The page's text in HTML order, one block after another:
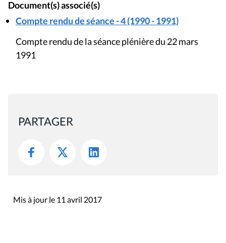
Document(s) associé(s)
Compte rendu de séance - 4 (1990 - 1991)
Compte rendu de la séance plénière du 22 mars
1991
PARTAGER
Mis à jour le 11 avril 2017